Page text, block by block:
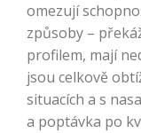
omezují
způsoby –
profilem, mají
jsou celkově
situacích a s
a poptávka po